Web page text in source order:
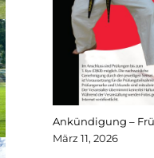
Ankündigung –
März 11, 2026